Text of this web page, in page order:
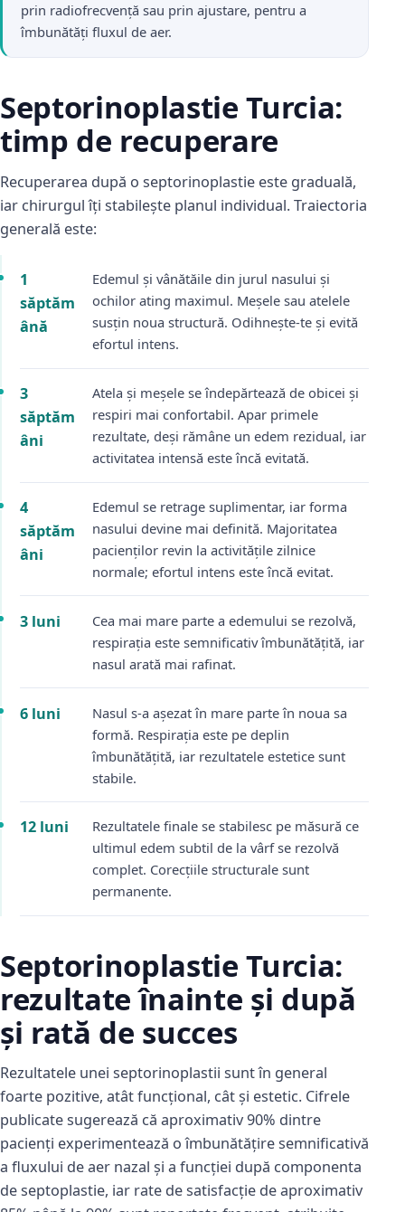
prin radiofrecvență sau prin ajustare, pentru a
îmbunătăți fluxul de aer.
Septorinoplastie Turcia:
timp de recuperare
Recuperarea după o septorinoplastie este graduală,
iar chirurgul îți stabilește planul individual. Traiectoria
generală este:
1
săptăm
ână
Edemul și vânătăile din jurul nasului și
ochilor ating maximul. Meșele sau atelele
susțin noua structură. Odihnește-te și evită
efortul intens.
3
săptăm
âni
Atela și meșele se îndepărtează de obicei și
respiri mai confortabil. Apar primele
rezultate, deși rămâne un edem rezidual, iar
activitatea intensă este încă evitată.
4
săptăm
âni
Edemul se retrage suplimentar, iar forma
nasului devine mai definită. Majoritatea
pacienților revin la activitățile zilnice
normale; efortul intens este încă evitat.
3 luni
Cea mai mare parte a edemului se rezolvă,
respirația este semnificativ îmbunătățită, iar
nasul arată mai rafinat.
6 luni
Nasul s-a așezat în mare parte în noua sa
formă. Respirația este pe deplin
îmbunătățită, iar rezultatele estetice sunt
stabile.
12 luni
Rezultatele finale se stabilesc pe măsură ce
ultimul edem subtil de la vârf se rezolvă
complet. Corecțiile structurale sunt
permanente.
Septorinoplastie Turcia:
rezultate înainte și după
și rată de succes
Rezultatele unei septorinoplastii sunt în general
foarte pozitive, atât funcțional, cât și estetic. Cifrele
publicate sugerează că aproximativ 90% dintre
pacienți experimentează o îmbunătățire semnificativă
a fluxului de aer nazal și a funcției după componenta
de septoplastie, iar rate de satisfacție de aproximativ